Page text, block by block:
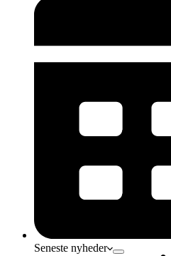
Seneste nyheder